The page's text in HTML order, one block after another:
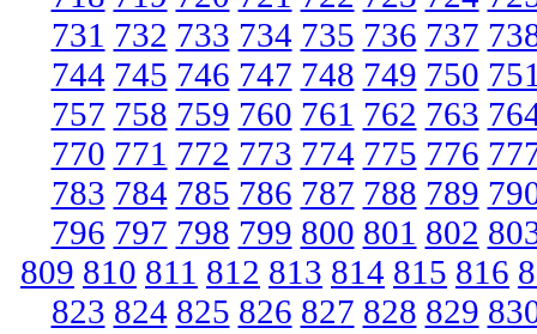
731 732 733 734 735 736 737
744 745 746 747 748 749 750
757 758 759 760 761 762 763
770 771 772 773 774 775 776
783 784 785 786 787 788 789
796 797 798 799 800 801 802
809 810 811 812 813 814 815 816
823 824 825 826 827 828 829